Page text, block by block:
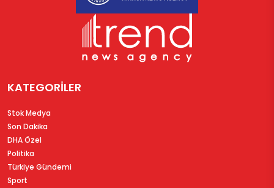
KATEGORİLER
Stok Medya
Son Dakika
DHA Özel
Politika
Türkiye Gündemi
Sport